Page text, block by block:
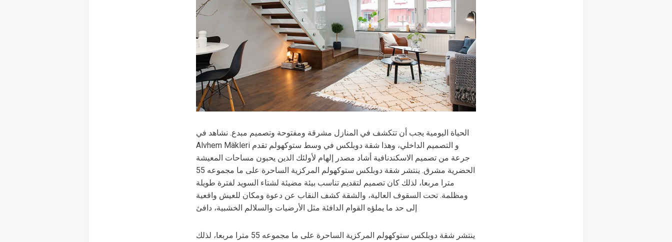
الحياة اليومية يجب أن تتكشف في المنازل مشرقة ومفتوحة وتصميم مبدع. نشاهد في
Alvhem Mäkleri و التصميم الداخلي، وهذا شقة دوبلكس في وسط ستوكهولم تقدم
جرعة من تصميم الاسكندنافية أشاد مصدر إلهام لأولئك الذين يحبون مساحات المعيشة
الحضرية مشرق. ينتشر شقة دوبلكس ستوكهولم المركزية الساحرة على ما مجموعه 55
مترا مربعا، لذلك كان تصميم لتقديم تناسب بيئة مضيئة لشتاء السويد لفترة طويلة
ومظلمة. تحت السقوف العالية، والشقة كشف النقاب عن دعوة ومكان للعيش واقعية
إلى حد ما يملؤه القوام الدافئة مثل الأرضيات والسلالم الخشبية، دافئ
ينتشر شقة دوبلكس ستوكهولم المركزية الساحرة على ما مجموعه 55 مترا مربعا، لذلك